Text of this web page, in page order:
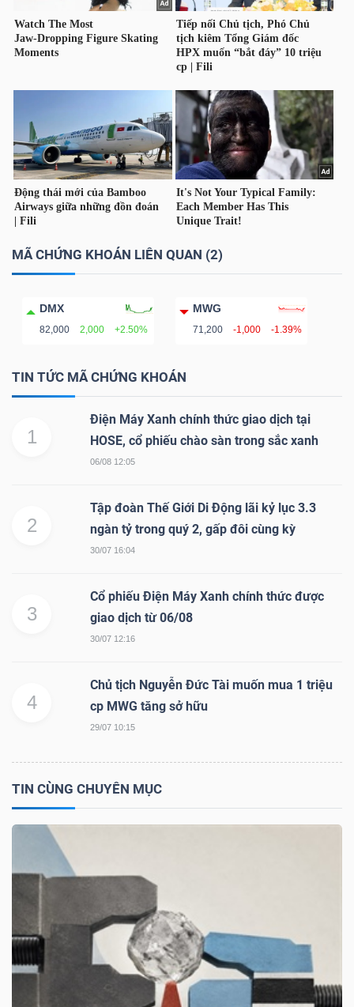
MÃ CHỨNG KHOÁN LIÊN QUAN (2)
DMX
82,000 2,000 +2.50%
MWG
71,200 -1,000 -1.39%
TIN TỨC MÃ CHỨNG KHOÁN
1
Điện Máy Xanh chính thức giao dịch tại
HOSE, cổ phiếu chào sàn trong sắc xanh
06/08 12:05
2
Tập đoàn Thế Giới Di Động lãi kỷ lục 3.3
ngàn tỷ trong quý 2, gấp đôi cùng kỳ
30/07 16:04
3
Cổ phiếu Điện Máy Xanh chính thức được
giao dịch từ 06/08
30/07 12:16
4
Chủ tịch Nguyễn Đức Tài muốn mua 1 triệu
cp MWG tăng sở hữu
29/07 10:15
TIN CÙNG CHUYÊN MỤC